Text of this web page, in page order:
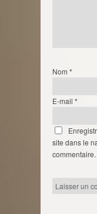
Nom *
E-mail *
site dans le
commentaire.